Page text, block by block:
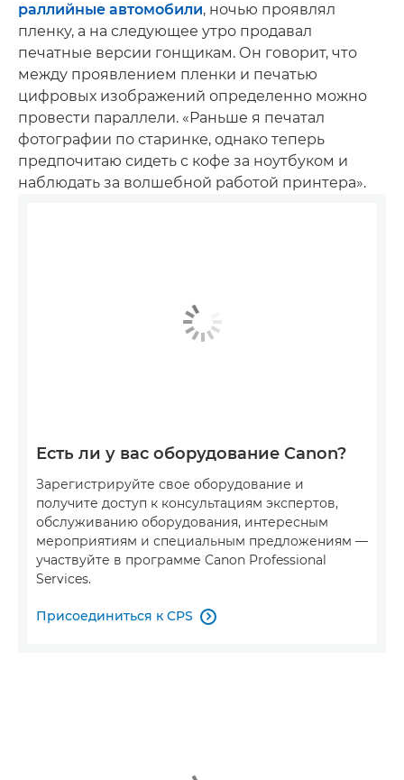
раллийные автомобили, ночью проявлял
пленку, а на следующее утро продавал
печатные версии гонщикам. Он говорит, что
между проявлением пленки и печатью
цифровых изображений определенно можно
провести параллели. «Раньше я печатал
фотографии по старинке, однако теперь
предпочитаю сидеть с кофе за ноутбуком и
наблюдать за волшебной работой принтера».
Есть ли у вас оборудование Canon?
Зарегистрируйте свое оборудование и
получите доступ к консультациям экспертов,
обслуживанию оборудования, интересным
мероприятиям и специальным предложениям —
участвуйте в программе Canon Professional
Services.
Присоединиться к CPS 